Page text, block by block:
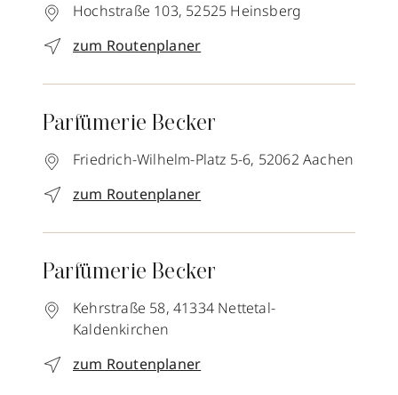
Hochstraße 103, 52525 Heinsberg
zum Routenplaner
Parfümerie Becker
Friedrich-Wilhelm-Platz 5-6, 52062 Aachen
zum Routenplaner
Parfümerie Becker
Kehrstraße 58, 41334 Nettetal-
Kaldenkirchen
zum Routenplaner